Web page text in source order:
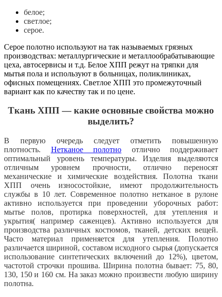
белое;
светлое;
серое.
Серое полотно используют на так называемых грязных
производствах: металлургические и металлообрабатывающие
цеха, автосервисы и т.д. Белое ХПП режут на тряпки для
мытья пола и используют в больницах, поликлиниках,
офисных помещениях. Светлое ХПП это промежуточный
вариант как по качеству так и по цене.
Ткань ХПП — какие основные свойства можно
выделить?
В первую очередь следует отметить повышенную
плотность. Нетканое полотно отлично поддерживает
оптимальный уровень температуры. Изделия выделяются
отличным уровнем прочности, отлично переносят
механические и химические воздействия. Полотна ткани
ХПП очень износостойкие, имеют продолжительность
службы в 10 лет. Современное полотно нетканое в рулоне
активно используется при проведении уборочных работ:
мытье полов, протирка поверхностей, для утепления и
укрытия( например саженцев). Активно используется для
производства различных костюмов, тканей, детских вещей.
Часто материал применяется для утепления. Полотно
различается шириной, составом исходного сырья (допускается
использование синтетических включений до 12%), цветом,
частотой строчки прошива. Ширина полотна бывает: 75, 80,
130, 150 и 160 см. На заказ можно произвести любую ширину
полотна.